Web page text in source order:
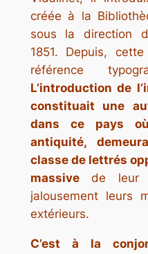
créée à la
sous la direction
1851. Depuis,
référence
L’introduction de
constituait une
dans ce pays
antiquité,
classe de lettrés
massivede leur
jalousement leurs
extérieurs.
C’est à la